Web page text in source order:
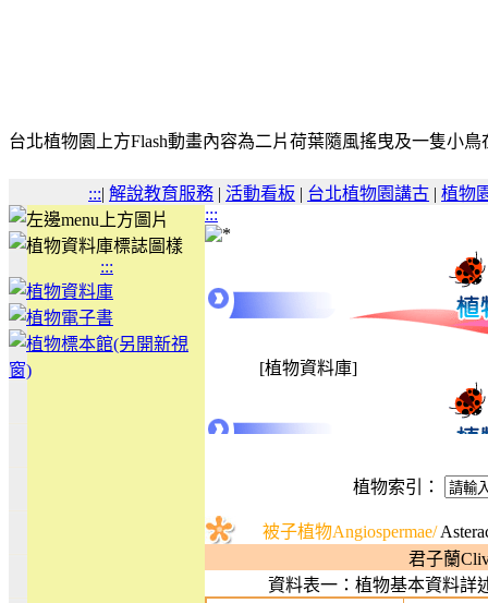
台北植物園上方Flash動畫內容為二片荷葉隨風搖曳及一隻小鳥
:::| 解說教育服務 | 活動看板 | 台北植物園講古 | 植物
:::
:::
[植物資料庫]
植物索引：
被子植物Angiospermae/
君子蘭
資料表一：植物基本資料詳